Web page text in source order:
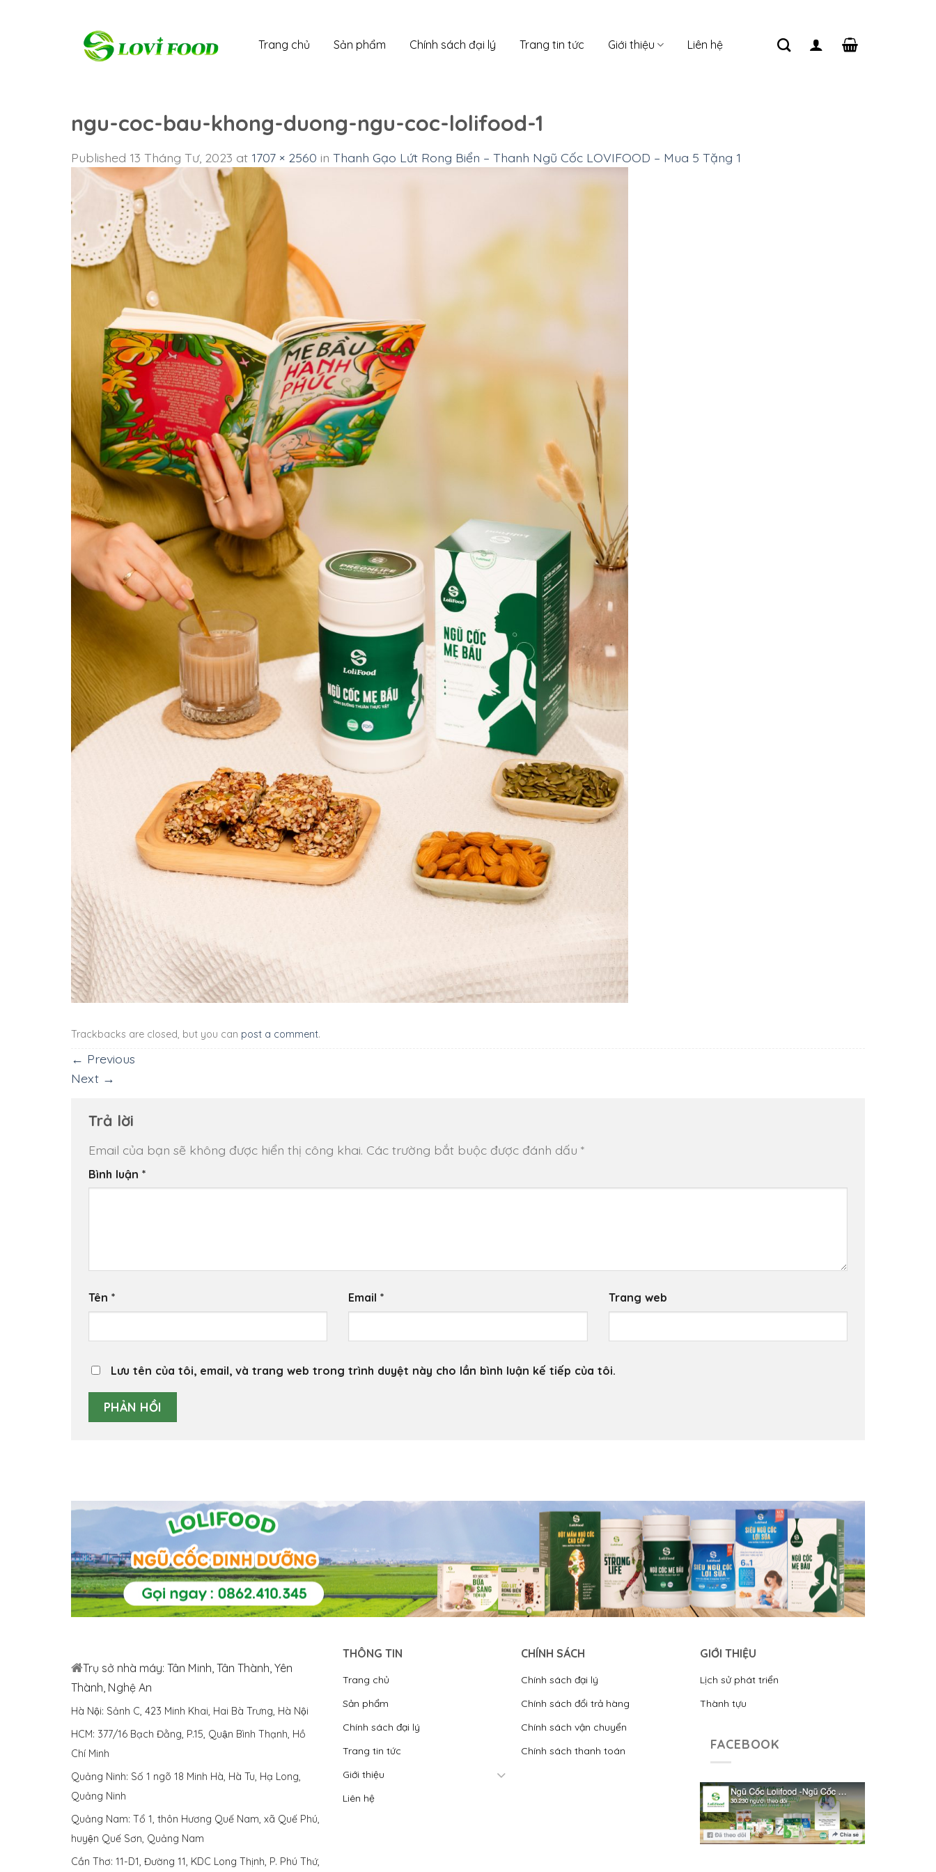
Trang chủ Sản phẩm Chính sách đại lý Trang tin tức Giới thiệu Liên hệ
ngu-coc-bau-khong-duong-ngu-coc-lolifood-1
Published 13 Tháng Tư, 2023 at 1707 × 2560 in Thanh Gạo Lứt Rong Biển – Thanh Ngũ Cốc LOVIFOOD – Mua 5 Tặng 1
Trackbacks are closed, but you can post a comment.
← Previous
Next →
Trả lời
Email của bạn sẽ không được hiển thị công khai. Các trường bắt buộc được đánh dấu *
Bình luận *
Tên * Email* Trang web
Lưu tên của tôi, email, và trang web trong trình duyệt này cho lần bình luận kế tiếp của tôi.
Trụ sở nhà máy: Tân Minh, Tân Thành, Yên
Thành, Nghệ An
Hà Nội: Sảnh C, 423 Minh Khai, Hai Bà Trưng, Hà Nội
HCM: 377/16 Bạch Đằng, P.15, Quận Bình Thạnh, Hồ
Chí Minh
Quảng Ninh: Số 1 ngõ 18 Minh Hà, Hà Tu, Hạ Long,
Quảng Ninh
Quảng Nam: Tổ 1, thôn Hương Quế Nam, xã Quế Phú,
huyện Quế Sơn, Quảng Nam
Cần Thơ: 11-D1, Đường 11, KDC Long Thịnh, P. Phú Thứ,
THÔNG TIN
Trang chủ
Sản phẩm
Chính sách đại lý
Trang tin tức
Giới thiệu
Liên hệ
CHÍNH SÁCH
Chính sách đại lý
Chính sách đổi trả hàng
Chính sách vận chuyển
Chính sách thanh toán
GIỚI THIỆU
Lịch sử phát triển
Thành tựu
FACEBOOK